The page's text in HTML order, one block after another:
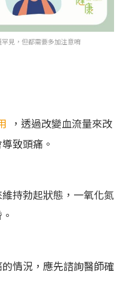
見，但都需要多加注意唷
，透過改變血流量來改
致頭痛。
持勃起狀態，一氧化氮
情況，應先諮詢醫師確